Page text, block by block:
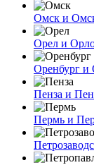
Омск и
Орел и
Оренбург и
Пенза и
Пермь и